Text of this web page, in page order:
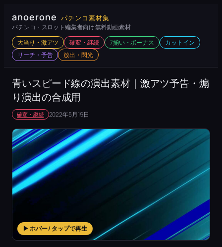
容
ス
キ
プ
anoerone パチンコ素材集
パチンコ・スロット編集者向け 無料動画素材
大当り・激アツ 確変・継続 7揃い・ボーナス
カットイン
リーチ・予告
放出・閃光
青いスピード線の演出素材｜激アツ予告・煽
り演出の合成用
確変・継続 2022年5月19日
▶ ホバー / タップで再生